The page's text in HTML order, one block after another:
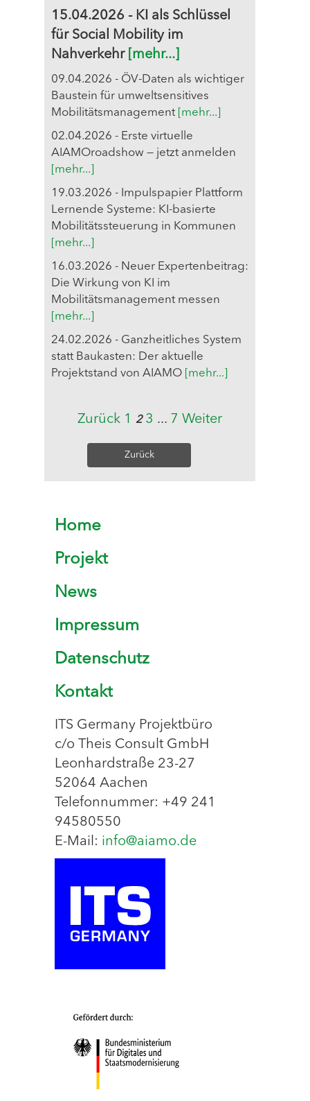
15.04.2026 - KI als Schlüssel
für Social Mobility im
Nahverkehr [mehr...]
09.04.2026 - ÖV-Daten als wichtiger
Baustein für umweltsensitives
Mobilitätsmanagement [mehr...]
02.04.2026 - Erste virtuelle
AIAMOroadshow — jetzt anmelden
[mehr...]
19.03.2026 - Impulspapier Plattform
Lernende Systeme: KI-basierte
Mobilitätssteuerung in Kommunen
[mehr...]
16.03.2026 - Neuer Expertenbeitrag:
Die Wirkung von KI im
Mobilitätsmanagement messen
[mehr...]
24.02.2026 - Ganzheitliches System
statt Baukasten: Der aktuelle
Projektstand von AIAMO [mehr...]
Zurück 1 2 3 ... 7 Weiter
Zurück
Home
Projekt
News
Impressum
Datenschutz
Kontakt
ITS Germany Projektbüro
c/o Theis Consult GmbH
Leonhardstraße 23-27
52064 Aachen
Telefonnummer: +49 241
94580550
E-Mail: info@aiamo.de